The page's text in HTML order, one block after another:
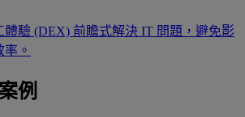
體驗 (DEX) 前瞻式解決 IT 問題，避免影
。
例